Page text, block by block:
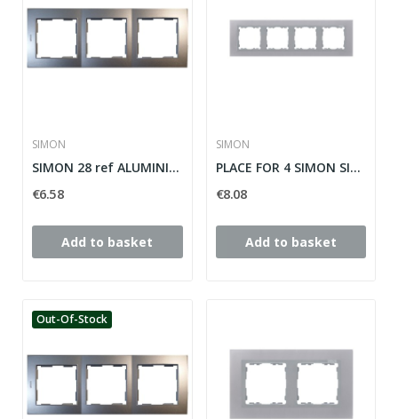
SIMON
SIMON 28 ref ALUMINIUM ELEMENTS PLACE: 28630-33
€6.58
Add to basket
SIMON
PLACE FOR 4 SIMON SILVER ELEMENTS 28 ref: 28640-33
€8.08
Add to basket
Out-Of-Stock